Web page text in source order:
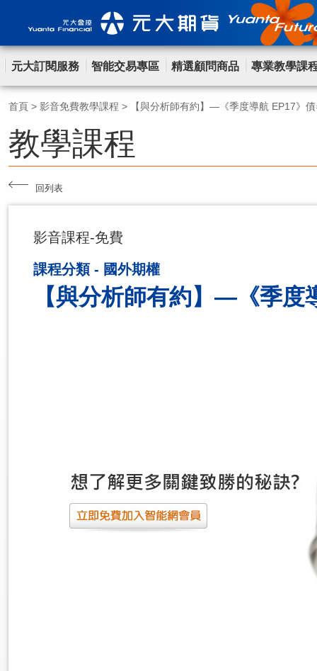
元大訂閱服務 智能交易專區 精選顧問商品 專業教學課
首頁 > 影音免費教學課程 > 【與分析師有約】—《季度導航 EP17》
教學課程
回列表
影音課程-免費
課程分類 - 國外期權
【與分析師有約】—《季